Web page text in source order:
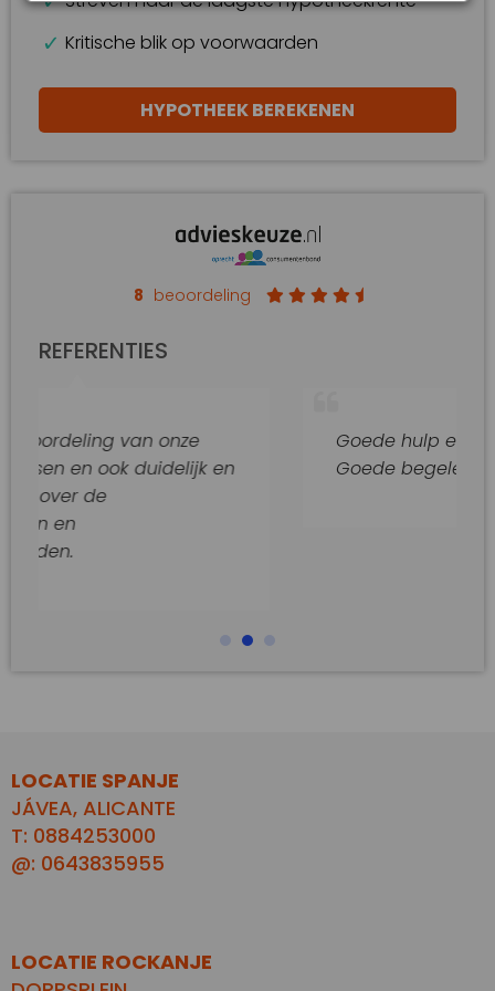
Kritische blik op voorwaarden
HYPOTHEEK BEREKENEN
8 beoordeling
REFERENTIES
van onze
duidelijk en
Goede hulp en adviezen.
Goede begeleiding van dit
LOCATIE SPANJE
JÁVEA, ALICANTE
T: 0884253000
@: 0643835955
LOCATIE ROCKANJE